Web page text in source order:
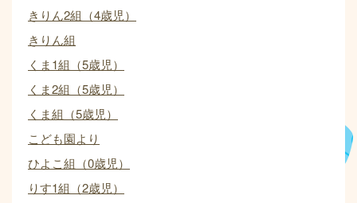
きりん2組（4歳児）
きりん組
くま1組（5歳児）
くま2組（5歳児）
くま組（5歳児）
こども園より
ひよこ組（0歳児）
りす1組（2歳児）